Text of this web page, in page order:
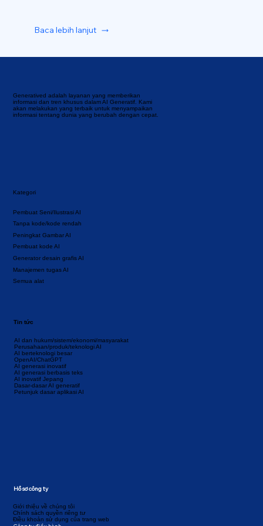
Generatived adalah layanan yang memberikan
informasi dan tren khusus dalam AI Generatif. Kami
akan melakukan yang terbaik untuk menyampaikan
informasi tentang dunia yang berubah dengan cepat.
Kategori
Semua alat
Manajemen tugas AI
Generator desain grafis AI
Tanpa kode/kode rendah
Pembuat kode AI
Peningkat Gambar AI
Pembuat Seni/Ilustrasi AI
AI dan hukum/sistem/ekonomi/masyarakat
Perusahaan/produk/teknologi AI
AI berteknologi besar
OpenAI/ChatGPT
AI generasi inovatif
AI generasi berbasis teks
AI inovatif Jepang
Dasar-dasar AI generatif
Petunjuk dasar aplikasi AI
Tin tức
Giới thiệu về chúng tôi
Chính sách quyền riêng tư
Điều khoản sử dụng của trang web
Hồ sơ công ty
Baca lebih lanjut